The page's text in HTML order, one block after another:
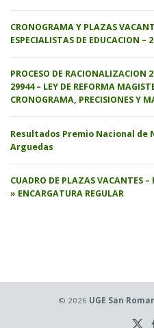
CRONOGRAMA Y PLAZAS
ESPECIALISTAS DE EDUCACION –
PROCESO DE RACIONALIZACION
29944 – LEY DE REFORMA
CRONOGRAMA, PRECISIONES Y
Resultados Premio Nacional de
Arguedas
CUADRO DE PLAZAS VACANTES –
» ENCARGATURA REGULAR
© 2026 UGE San